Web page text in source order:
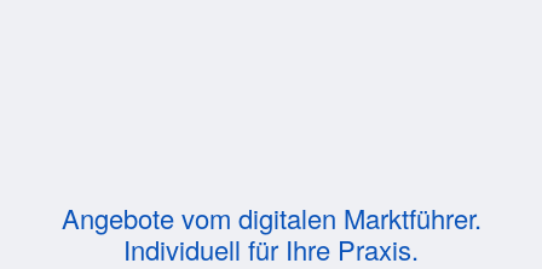
Angebote vom digitalen Marktführer.
Individuell für Ihre Praxis.